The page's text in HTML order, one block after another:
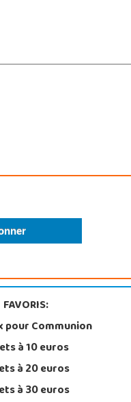
FAVORIS:
pour Communion
à 10 euros
à 20 euros
à 30 euros